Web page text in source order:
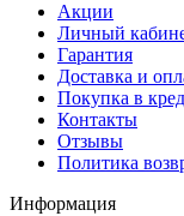
Акции
Личный
Гарантия
Доставка и
Покупка в
Контакты
Отзывы
Политика
Информация